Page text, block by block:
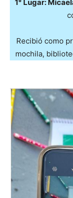
1° Lugar:
Recibió como
mochila,